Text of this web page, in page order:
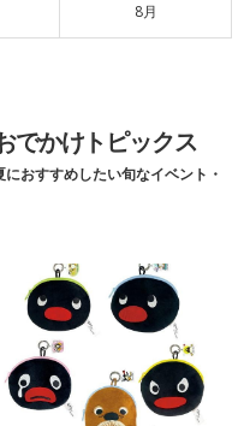
8月
でかけトピックス
おすすめしたい旬なイベント・